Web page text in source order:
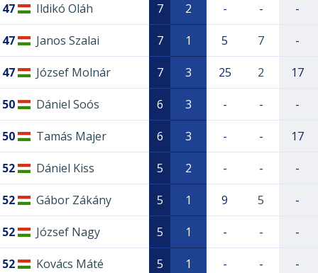
47 Ildikó Oláh 7 2 - - -
47 Janos Szalai 7 1 5 7 -
47 József Molnár 7 3 25 2 17
50 Dániel Soós 6 3 - - -
50 Tamás Majer 6 3 - - 17
52 Dániel Kiss 5 2 - - -
52 Gábor Zákány 5 1 9 5 -
52 József Nagy 5 1 - - -
52 Kovács Máté 5 1 - - -